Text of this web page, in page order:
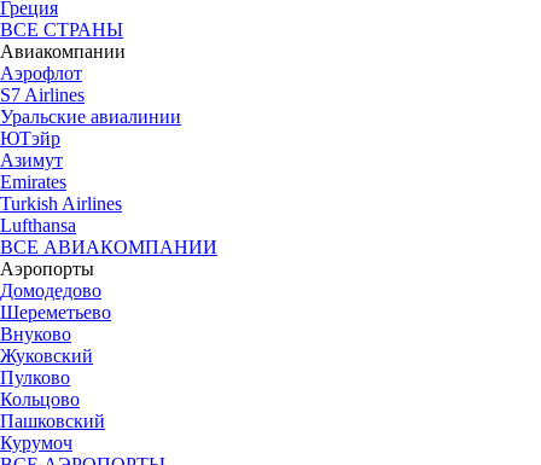
Греция
ВСЕ СТРАНЫ
Авиакомпании
Аэрофлот
S7 Airlines
Уральские авиалинии
ЮТэйр
Азимут
Emirates
Turkish Airlines
Lufthansa
ВСЕ АВИАКОМПАНИИ
Аэропорты
Домодедово
Шереметьево
Внуково
Жуковский
Пулково
Кольцово
Пашковский
Курумоч